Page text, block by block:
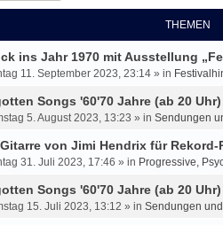
THEMEN
ins Jahr 1970 mit Ausstellung
11. September 2023, 23:14 » in
Songs '60'70 Jahre (ab 20 Uhr)
5. August 2023, 13:23 » in Sendungen
von Jimi Hendrix für
31. Juli 2023, 17:46 » in Progressive,
Songs '60'70 Jahre (ab 20 Uhr)
15. Juli 2023, 13:12 » in Sendungen